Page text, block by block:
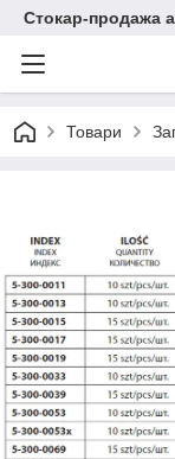
Стокар-продажа
Товари